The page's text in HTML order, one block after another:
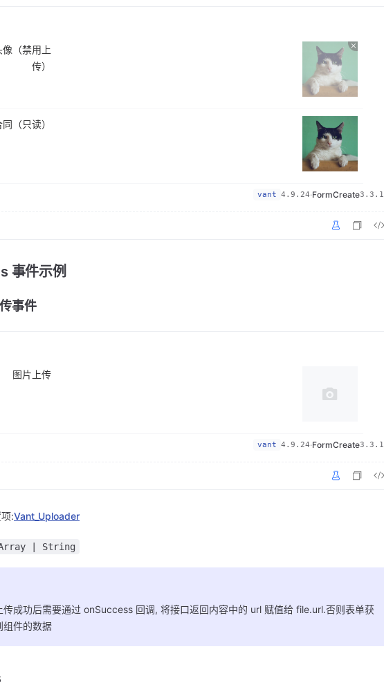
vant 4.9.24·FormCreate3.3.1
像（禁用上
传）
（只读）
事件示例
事件
vant 4.9.24·FormCreate3.3.1
图片上传
:Vant_Uploader
| String
传成功后需要通过 onSuccess 回调, 将接口返回内容中的 url 赋值给 file.url.否则表单获
组件的数据